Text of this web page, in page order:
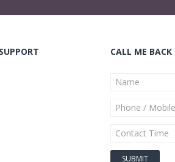
CALL ME BACK